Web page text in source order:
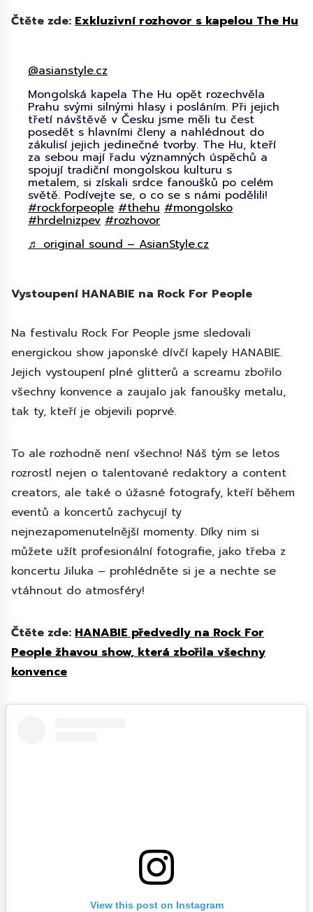
Čtěte zde: Exkluzivní rozhovor s kapelou The Hu
@asianstyle.cz
Mongolská kapela The Hu opět rozechvěla
Prahu svými silnými hlasy i posláním. Při jejich
třetí návštěvě v Česku jsme měli tu čest
posedět s hlavními členy a nahlédnout do
zákulisí jejich jedinečné tvorby. The Hu, kteří
za sebou mají řadu významných úspěchů a
spojují tradiční mongolskou kulturu s
metalem, si získali srdce fanoušků po celém
světě. Podívejte se, o co se s námi podělili!
#rockforpeople #thehu #mongolsko
#hrdelnizpev #rozhovor
♬ original sound – AsianStyle.cz
Vystoupení HANABIE na Rock For People
Na festivalu Rock For People jsme sledovali
energickou show japonské dívčí kapely HANABIE.
Jejich vystoupení plné glitterů a screamu zbořilo
všechny konvence a zaujalo jak fanoušky metalu,
tak ty, kteří je objevili poprvé.
To ale rozhodně není všechno! Náš tým se letos
rozrostl nejen o talentované redaktory a content
creators, ale také o úžasné fotografy, kteří během
eventů a koncertů zachycují ty
nejnezapomenutelnější momenty. Díky nim si
můžete užít profesionální fotografie, jako třeba z
koncertu Jiluka – prohlédněte si je a nechte se
vtáhnout do atmosféry!
Čtěte zde: HANABIE předvedly na Rock For
People žhavou show, která zbořila všechny
konvence
View this post on Instagram